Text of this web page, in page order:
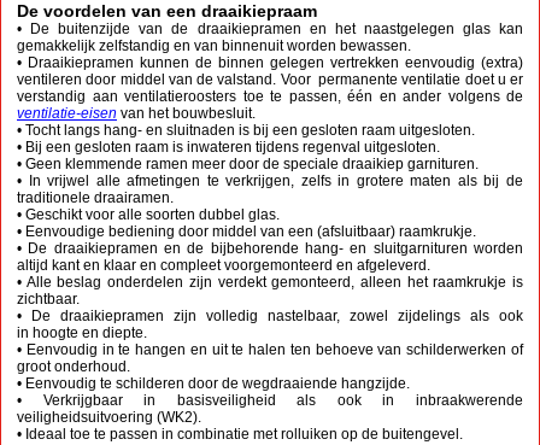
De voordelen van een draaikiepraam
• De buitenzijde van de draaikiepramen en het naastgelegen glas kan
gemakkelijk zelfstandig en van binnenuit worden bewassen.
• Draaikiepramen kunnen de binnen gelegen vertrekken eenvoudig (extra)
ventileren door middel van de valstand. Voor permanente ventilatie doet u er
verstandig aan ventilatieroosters toe te passen, één en ander volgens de
ventilatie-eisen van het bouwbesluit.
• Tocht langs hang- en sluitnaden is bij een gesloten raam uitgesloten.
• Bij een gesloten raam is inwateren tijdens regenval uitgesloten.
• Geen klemmende ramen meer door de speciale draaikiep garnituren.
• In vrijwel alle afmetingen te verkrijgen, zelfs in grotere maten als bij de
traditionele draairamen.
• Geschikt voor alle soorten dubbel glas.
• Eenvoudige bediening door middel van een (afsluitbaar) raamkrukje.
• De draaikiepramen en de bijbehorende hang- en sluitgarnituren worden
altijd kant en klaar en compleet voorgemonteerd en afgeleverd.
• Alle beslag onderdelen zijn verdekt gemonteerd, alleen het raamkrukje is
zichtbaar.
• De draaikiepramen zijn volledig nastelbaar, zowel zijdelings als ook
in hoogte en diepte.
• Eenvoudig in te hangen en uit te halen ten behoeve van schilderwerken of
groot onderhoud.
• Eenvoudig te schilderen door de wegdraaiende hangzijde.
• Verkrijgbaar in basisveiligheid als ook in inbraakwerende
veiligheidsuitvoering (WK2).
• Ideaal toe te passen in combinatie met rolluiken op de buitengevel.